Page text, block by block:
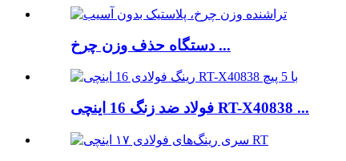
دستگاه حذف وزن چرخ ...
فولاد ضد زنگ 16 اینچی RT-X40838 ...